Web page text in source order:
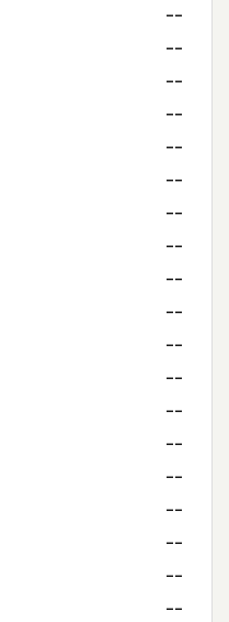
--
--
--
--
--
--
--
--
--
--
--
--
--
--
--
--
--
--
--